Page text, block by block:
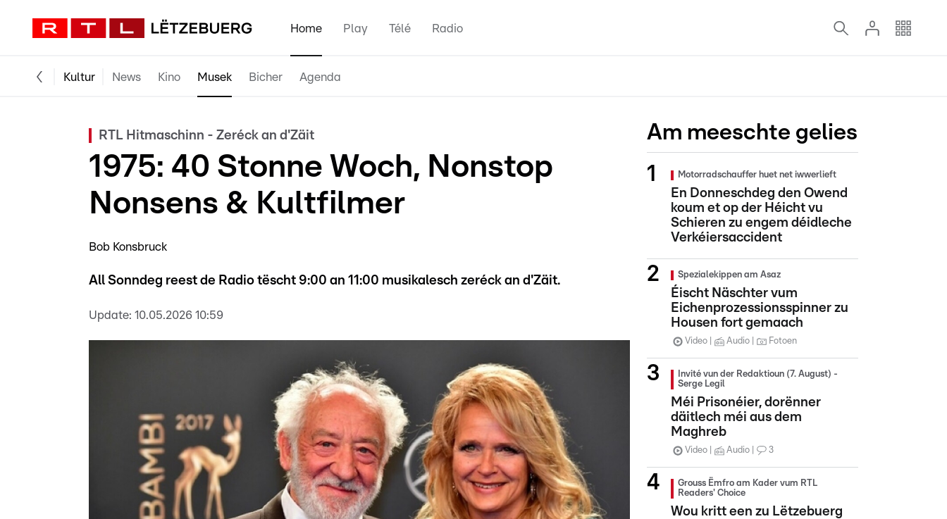
Home Play Télé Radio
Kultur News Kino Musek Bicher Agenda
RTL Hitmaschinn - Zeréck an d'Zäit
1975: 40 Stonne Woch, Nonstop
Nonsens & Kultfilmer
Bob Konsbruck
All Sonndeg reest de Radio tëscht 9:00 an 11:00 musikalesch zeréck an d'Zäit.
Update: 10.05.2026 10:59
Am meeschte gelies
Motorradschauffer huet net iwwerlieft
En Donneschdeg den Owend
koum et op der Héicht vu
Schieren zu engem déidleche
Verkéiersaccident
Spezialekippen am Asaz
Éischt Näschter vum
Eichenprozessionsspinner zu
Housen fort gemaach
Video Audio Fotoen
Invité vun der Redaktioun (7. August) -
Serge Legil
Méi Prisonéier, dorënner
däitlech méi aus dem
Maghreb
Video Audio 3
Grouss Ëmfro am Kader vum RTL
Readers' Choice
Wou kritt een zu Lëtzebuerg